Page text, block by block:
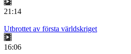
21:14
Utbrottet av första världskriget
16:06